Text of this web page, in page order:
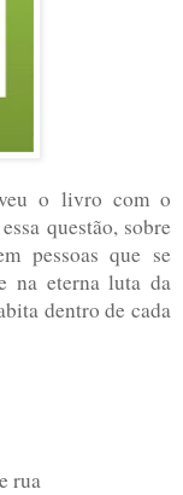
o livro com o
questão, sobre
pessoas que se
na eterna luta da
dentro de cada
rua